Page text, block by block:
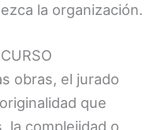
la organización.
obras, el jurado
que
la complejidad o